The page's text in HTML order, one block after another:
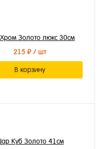
Золото люкс 30см
215 ₽/ шт
В корзину
Куб Золото 41см